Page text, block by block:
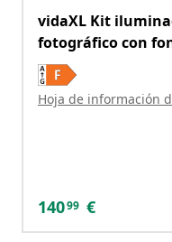
vidaXL Kit
fotográfico con
Hoja de información
14099 €